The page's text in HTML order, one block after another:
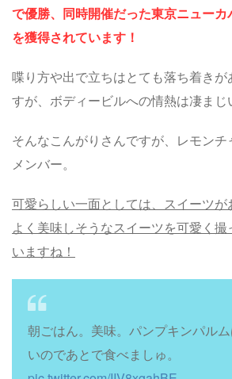
で優勝、同時開催だった東京ニュー
を獲得されています！
喋り方や出で立ちはとても落ち着き
すが、ボディービルへの情熱は凄まじ
そんなこんがりさんですが、レモン
メンバー。
可愛らしい一面としては、スイーツが
よく美味しそうなスイーツを可愛く
いますね！
朝ごはん。美味。パンプキンパル
いのであとで食べましゅ。